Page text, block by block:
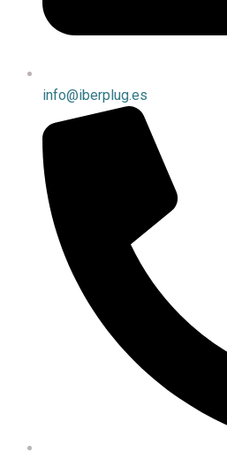
info@iberplug.es